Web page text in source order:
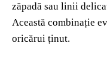
zăpadă sau linii
Această combinație
oricărui ținut.